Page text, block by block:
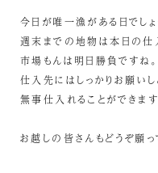
今日が唯一漁がある日でしょ
週末までの地物は本日の仕
市場もんは明日勝負ですね。
仕入先にはしっかりお願いし
無事仕入れることができます
お越しの皆さんもどうぞ願